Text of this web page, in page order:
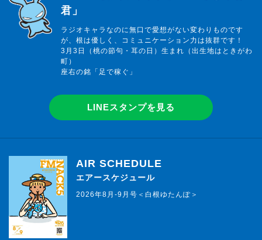
君」
ラジオキャラなのに無口で愛想がない変わりものです
が、根は優しく、コミュニケーション力は抜群です！
3月3日（桃の節句・耳の日）生まれ（出生地はときがわ
町）
座右の銘「足で稼ぐ」
LINEスタンプを見る
AIR SCHEDULE
エアースケジュール
2026年8月-9月号＜白根ゆたんぽ＞